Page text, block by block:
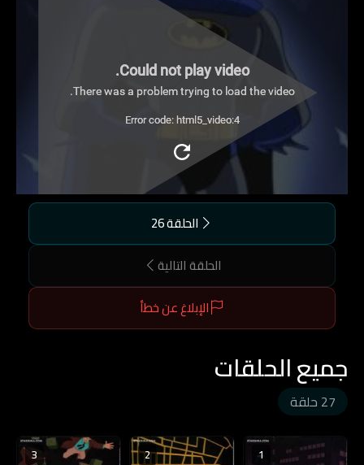
Could not play video.
There was a problem trying to load the video.
Error code: html5_video:4
الحلقة 26
الحلقة التالية
الإبلاغ عن خطأ
جميع الحلقات
27 حلقة
1
2
3